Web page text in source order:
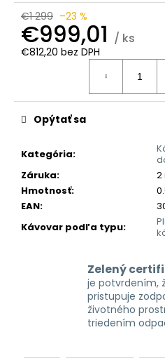
€1 299 –23 %
€999,01 / ks
€812,20 bez DPH
Kategória:
Záruka:
2
Hmotnosť:
EAN:
Kávovar podľa typu:
Opýtať sa
Zelený
je potvrdením,
pristupuje
životného
triedením
e